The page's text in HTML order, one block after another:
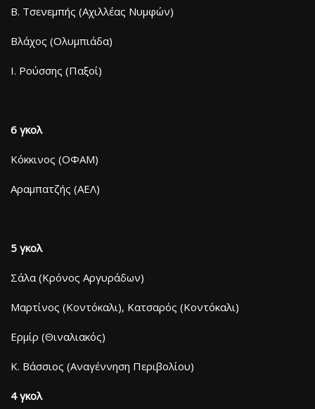
Β. Τσενεμπής (Αχιλλέας Νυμφών)
Βλάχος (Ολυμπιάδα)
Ι. Ρούσσης (Παξοί)
6 γκολ
Κόκκινος (ΟΦΑΜ)
Αραμπατζής (ΑΕΛ)
5 γκολ
Σάλα (Κρόνος Αργυράδων)
Μαρτίνος (Κοντόκαλι), Κατσαρός (Κοντόκαλι)
Ερμίρ (Θιναλιακός)
Κ. Βάσσιος (Αναγέννηση Περιβολίου)
4 γκολ